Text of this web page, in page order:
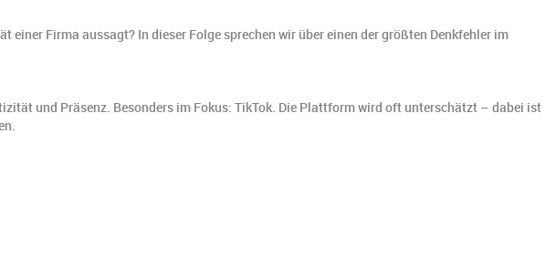
Firma aussagt? In dieser Folge sprechen wir über einen der größten Denkfehler im
und Präsenz. Besonders im Fokus: TikTok. Die Plattform wird oft unterschätzt – dabei ist